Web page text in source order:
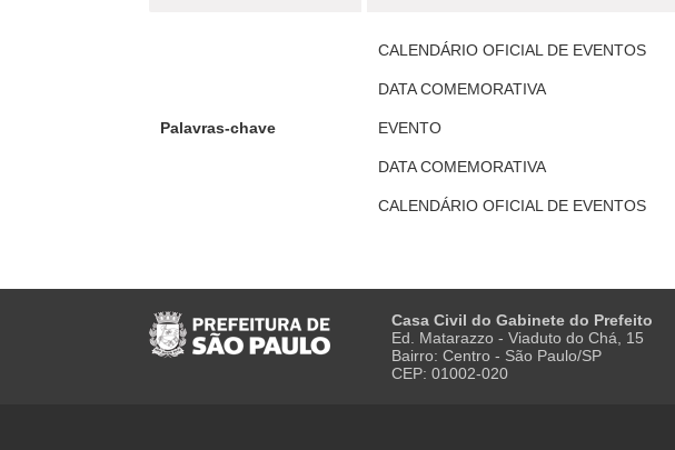
Palavras-chave
CALENDÁRIO OFICIAL DE EVENTOS
DATA COMEMORATIVA
EVENTO
DATA COMEMORATIVA
CALENDÁRIO OFICIAL DE EVENTOS
Casa Civil do Gabinete do Prefeito
Ed. Matarazzo - Viaduto do Chá, 15
Bairro: Centro - São Paulo/SP
CEP: 01002-020